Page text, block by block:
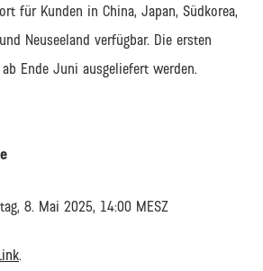
für Kunden in China, Japan, Südkorea,
Neuseeland verfügbar. Die ersten
Ende Juni ausgeliefert werden.
8. Mai 2025, 14:00 MESZ
.